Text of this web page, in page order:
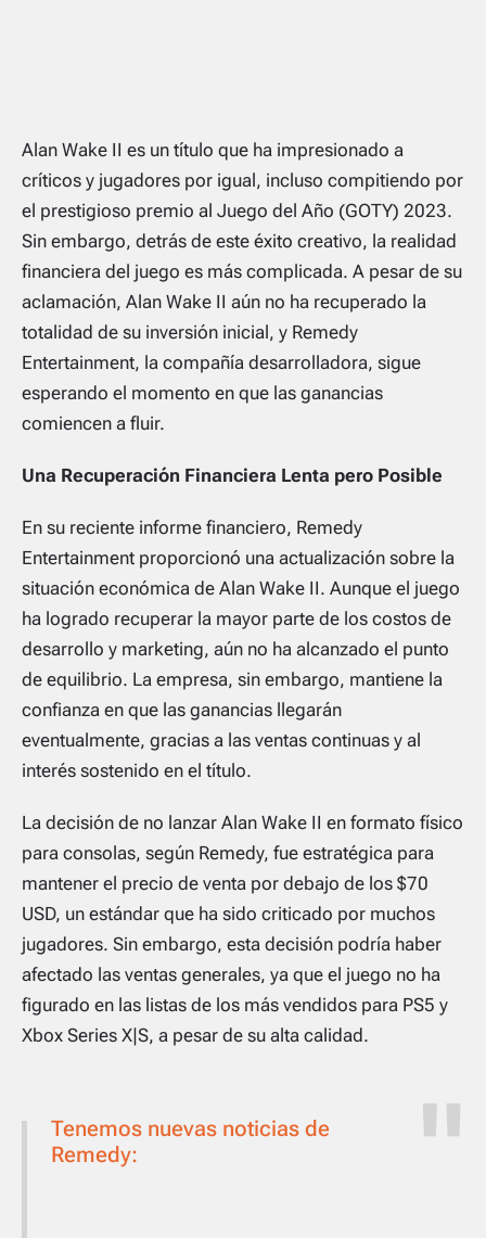
Alan Wake II es un título que ha impresionado a
críticos y jugadores por igual, incluso compitiendo por
el prestigioso premio al Juego del Año (GOTY) 2023.
Sin embargo, detrás de este éxito creativo, la realidad
financiera del juego es más complicada. A pesar de su
aclamación, Alan Wake II aún no ha recuperado la
totalidad de su inversión inicial, y Remedy
Entertainment, la compañía desarrolladora, sigue
esperando el momento en que las ganancias
comiencen a fluir.
Una Recuperación Financiera Lenta pero Posible
En su reciente informe financiero, Remedy
Entertainment proporcionó una actualización sobre la
situación económica de Alan Wake II. Aunque el juego
ha logrado recuperar la mayor parte de los costos de
desarrollo y marketing, aún no ha alcanzado el punto
de equilibrio. La empresa, sin embargo, mantiene la
confianza en que las ganancias llegarán
eventualmente, gracias a las ventas continuas y al
interés sostenido en el título.
La decisión de no lanzar Alan Wake II en formato físico
para consolas, según Remedy, fue estratégica para
mantener el precio de venta por debajo de los $70
USD, un estándar que ha sido criticado por muchos
jugadores. Sin embargo, esta decisión podría haber
afectado las ventas generales, ya que el juego no ha
figurado en las listas de los más vendidos para PS5 y
Xbox Series X|S, a pesar de su alta calidad.
Tenemos nuevas noticias de
Remedy: